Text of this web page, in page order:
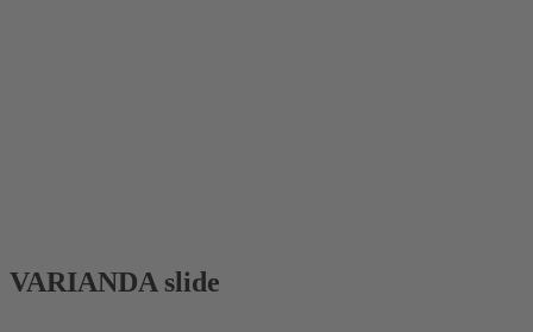
VARIANDA slide